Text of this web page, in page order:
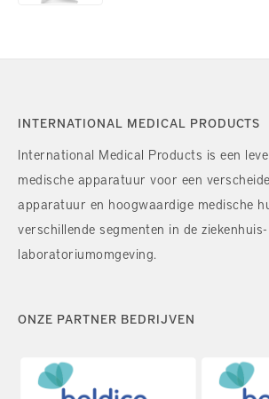
INTERNATIONAL MEDICAL PRODUCTS
International Medical Products is een
medische apparatuur voor een
apparatuur en hoogwaardige medische
verschillende segmenten in de
laboratoriumomgeving.
ONZE PARTNER BEDRIJVEN